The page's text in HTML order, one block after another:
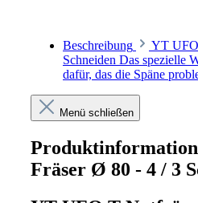
Beschreibung
YT
Schneiden Das spezielle
dafür, das die Späne
Menü schließen
Fräser Ø 80 - 4 / 3